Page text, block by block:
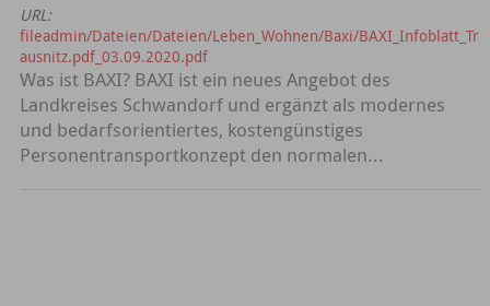
URL:
fileadmin/Dateien/Dateien/Leben_Wohnen/Baxi/BAXI_Infoblatt_Tr
ausnitz.pdf_03.09.2020.pdf
Was ist BAXI? BAXI ist ein neues Angebot des
Landkreises Schwandorf und ergänzt als modernes
und bedarfsorientiertes, kostengünstiges
Personentransportkonzept den normalen...